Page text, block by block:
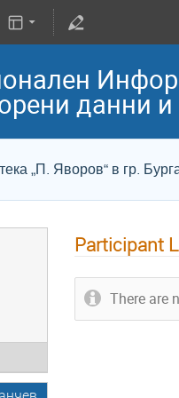
данни
„П. Яворов“ в гр.
Participant
There are